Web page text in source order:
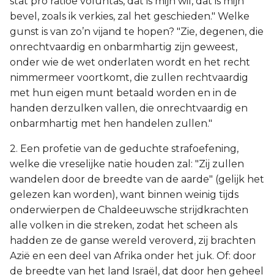
bevel, zoals ik verkies, zal het geschieden." Welke
gunst is van zo’n vijand te hopen? "Zie, degenen, die
onrechtvaardig en onbarmhartig zijn geweest,
onder wie de wet onderlaten wordt en het recht
nimmermeer voortkomt, die zullen rechtvaardig
met hun eigen munt betaald worden en in de
handen derzulken vallen, die onrechtvaardig en
onbarmhartig met hen handelen zullen."
2. Een profetie van de geduchte strafoefening,
welke die vreselijke natie houden zal: "Zij zullen
wandelen door de breedte van de aarde" (gelijk het
gelezen kan worden), want binnen weinig tijds
onderwierpen de Chaldeeuwsche strijdkrachten
alle volken in die streken, zodat het scheen als
hadden ze de ganse wereld veroverd, zij brachten
Azië en een deel van Afrika onder het juk. Of: door
de breedte van het land Israël, dat door hen geheel